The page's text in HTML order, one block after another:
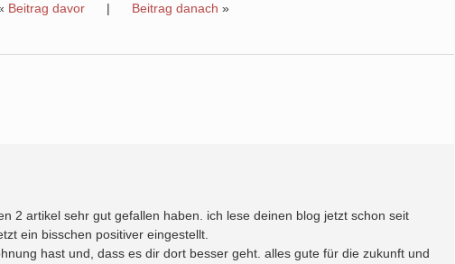
Beitrag davor| Beitrag danach »
2 artikel sehr gut gefallen haben. ich lese deinen blog jetzt schon seit
ein bisschen positiver eingestellt.
hast und, dass es dir dort besser geht. alles gute für die zukunft und